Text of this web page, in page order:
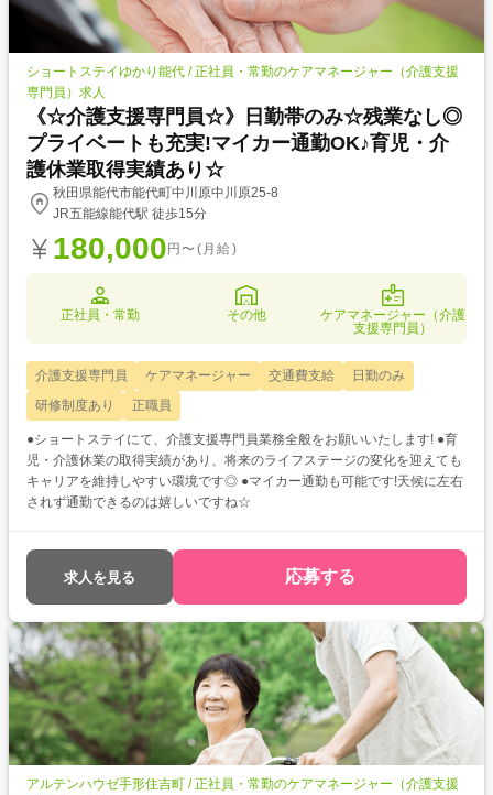
ショートステイゆかり能代 / 正社員・常勤のケアマネージャー（介護支援
専門員）求人
《☆介護支援専門員☆》日勤帯のみ☆残業なし◎
プライベートも充実!マイカー通勤OK♪育児・介
護休業取得実績あり☆
秋田県能代市能代町中川原中川原25-8
JR五能線能代駅 徒歩15分
180,000 円〜(月給)
正社員・常勤 その他
ケアマネージャー（介護
支援専門員）
介護支援専門員 ケアマネージャー 交通費支給
日勤のみ
研修制度あり
正職員
●ショートステイにて、介護支援専門員業務全般をお願いいたします! ●育
児・介護休業の取得実績があり、将来のライフステージの変化を迎えても
キャリアを維持しやすい環境です◎ ●マイカー通勤も可能です!天候に左右
されず通勤できるのは嬉しいですね☆
求人を見る 応募する
アルテンハウゼ手形住吉町 / 正社員・常勤のケアマネージャー（介護支援